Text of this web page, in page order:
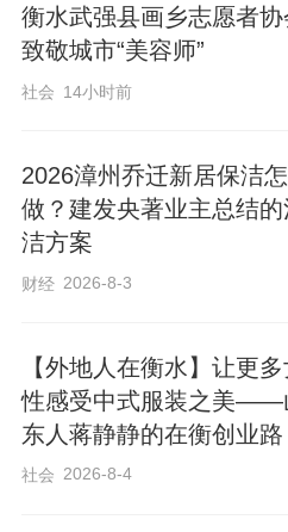
同一时间段，景区广
根也没闲着。她戴着
面。“一天得来回跑
直整洁着！” 霍秀根操
霍秀根是南赵常村人
衡水武强县画乡志愿者协
致敬城市“美容师”
社会 14小时前
2026漳州乔迁新居保洁
做？建发央著业主总结的
洁方案
财经 2026-8-3
【外地人在衡水】让更
性感受中式服装之美——
东人蒋静静的在衡创业路
社会 2026-8-4